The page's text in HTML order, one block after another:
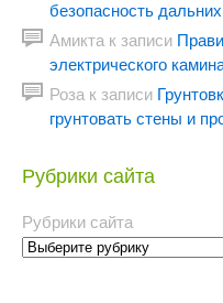
безопасность
Амикта к записи
электрического
Роза к записи
грунтовать стены и
Рубрики сайта
Рубрики сайта